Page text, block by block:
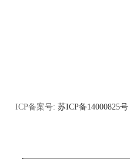
ICP备案号: 苏ICP备14000825号